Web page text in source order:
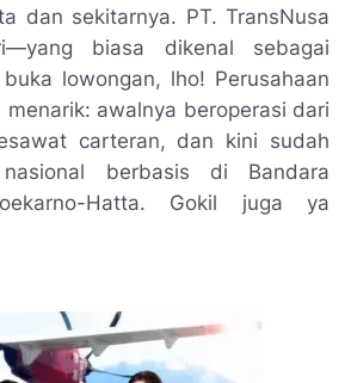
dan sekitarnya. PT. TransNusa
biasa dikenal sebagai
lowongan, lho! Perusahaan
menarik: awalnya beroperasi dari
carteran, dan kini sudah
berbasis di Bandara
Hatta. Gokil juga ya